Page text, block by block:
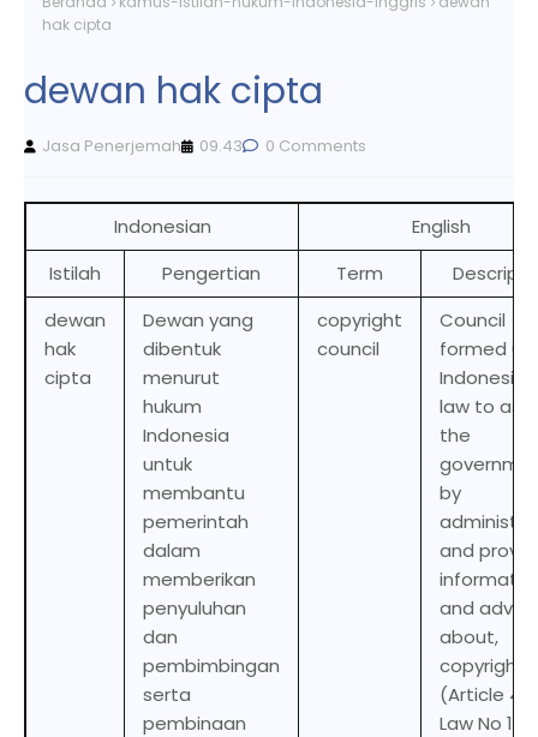
hak cipta
dewan hak cipta
Jasa Penerjemah 09.43 0 Comments
Indonesian
English
Istilah
Pengertian Term
dewan
hak
cipta
Dewan yang
dibentuk
menurut
hukum
Indonesia
untuk
membantu
pemerintah
dalam
memberikan
penyuluhan
dan
pembimbingan
serta
pembinaan
copyright
council
Council
formed
Indonesian
law to
the
by
and
and advice
about,
copyright
(Article 48
Law No 19